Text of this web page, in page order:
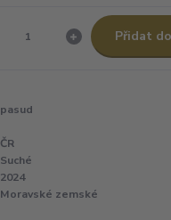
Přidat
pasud
ČR
Suché
2024
Moravské zemské